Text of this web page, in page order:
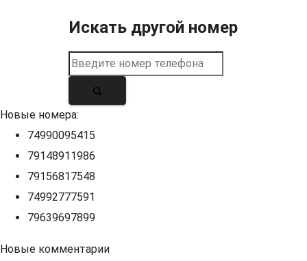
Искать другой номер
Новые номера:
74990095415
79148911986
79156817548
74992777591
79639697899
Новые комментарии